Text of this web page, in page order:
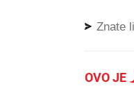
Znate
OVO JE